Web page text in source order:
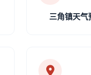
三角镇天气